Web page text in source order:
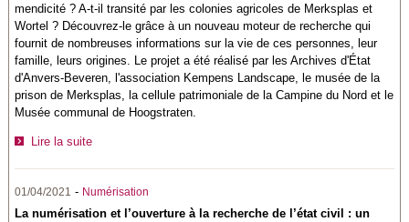
mendicité ? A-t-il transité par les colonies agricoles de Merksplas et
Wortel ? Découvrez-le grâce à un nouveau moteur de recherche qui
fournit de nombreuses informations sur la vie de ces personnes, leur
famille, leurs origines. Le projet a été réalisé par les Archives d'État
d'Anvers-Beveren, l'association Kempens Landscape, le musée de la
prison de Merksplas, la cellule patrimoniale de la Campine du Nord et le
Musée communal de Hoogstraten.
Lire la suite
01/04/2021 - Numérisation
La numérisation et l’ouverture à la recherche de l’état civil : un